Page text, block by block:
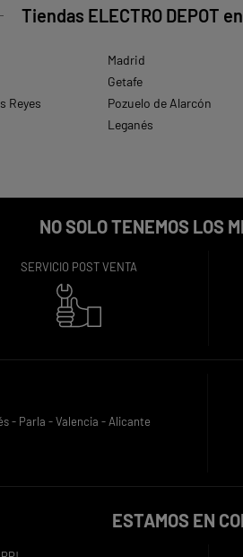
Tiendas ELECTRO DEPOT
Reyes
Madrid
Getafe
Pozuelo de Alarcón
Leganés
NO SOLO TENEMOS LOS
SERVICIO POST VENTA
- Parla -Valencia -Alicante
ESTAMOS EN